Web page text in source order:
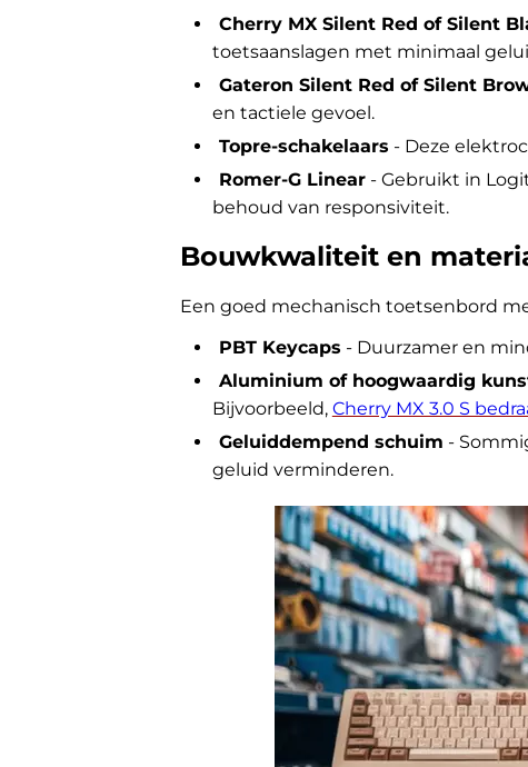
Cherry MX Silent Red of Silent
toetsaanslagen met minimaal
Gateron Silent Red of Silent
en tactiele gevoel.
Topre-schakelaars - Deze
Romer-G Linear- Gebruikt in
behoud van responsiviteit.
Bouwkwaliteit en
Een goed mechanisch toetsenbord
PBT Keycaps - Duurzamer en
Aluminium of hoogwaardig
Bijvoorbeeld, Cherry MX 3.0 S
Geluiddempend schuim -
geluid verminderen.